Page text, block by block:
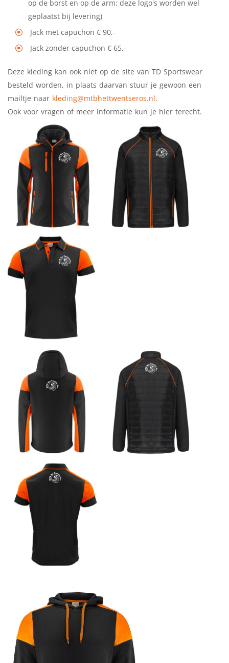
op de borst en op de arm; deze logo's worden wel
geplaatst bij levering)
Jack met capuchon € 90,-
Jack zonder capuchon € 65,-
Deze kleding kan ook niet op de site van TD Sportswear
besteld worden, in plaats daarvan stuur je gewoon een
mailtje naar kleding@mtbhettwentseros.nl.
Ook voor vragen of meer informatie kun je hier terecht.